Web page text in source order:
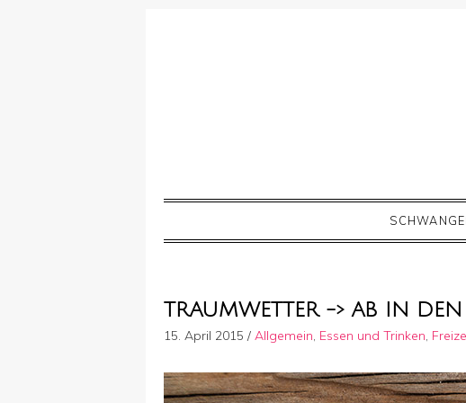
TRAUMWETTER -> AB IN DEN
15. April 2015 / Allgemein, Essen und Trinken,